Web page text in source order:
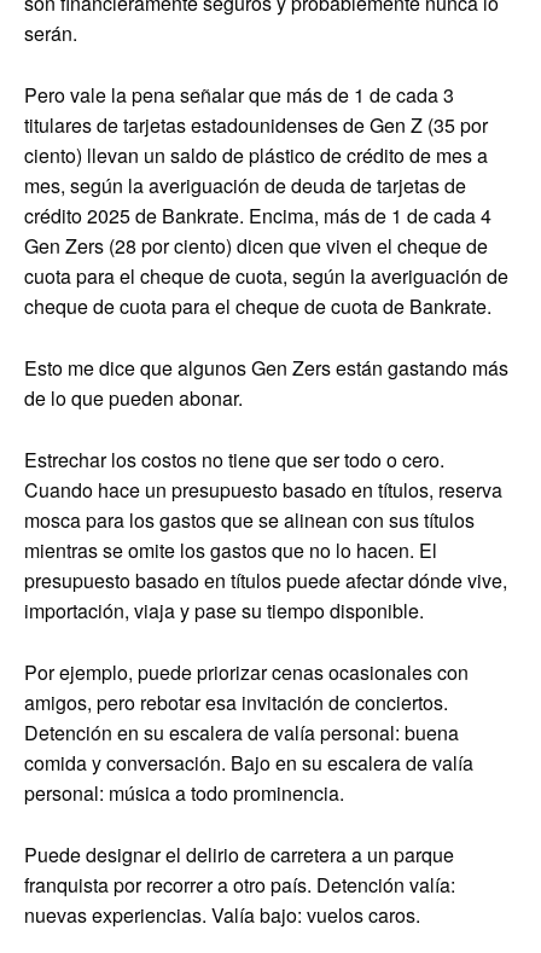
serán.
Pero vale la pena señalar que más de 1 de cada 3
titulares de tarjetas estadounidenses de Gen Z (35 por
ciento) llevan un saldo de plástico de crédito de mes a
mes, según la averiguación de deuda de tarjetas de
crédito 2025 de Bankrate. Encima, más de 1 de cada 4
Gen Zers (28 por ciento) dicen que viven el cheque de
cuota para el cheque de cuota, según la averiguación de
cheque de cuota para el cheque de cuota de Bankrate.
Esto me dice que algunos Gen Zers están gastando más
de lo que pueden abonar.
Estrechar los costos no tiene que ser todo o cero.
Cuando hace un presupuesto basado en títulos, reserva
mosca para los gastos que se alinean con sus títulos
mientras se omite los gastos que no lo hacen. El
presupuesto basado en títulos puede afectar dónde vive,
importación, viaja y pase su tiempo disponible.
Por ejemplo, puede priorizar cenas ocasionales con
amigos, pero rebotar esa invitación de conciertos.
Detención en su escalera de valía personal: buena
comida y conversación. Bajo en su escalera de valía
personal: música a todo prominencia.
Puede designar el delirio de carretera a un parque
franquista por recorrer a otro país. Detención valía:
nuevas experiencias. Valía bajo: vuelos caros.